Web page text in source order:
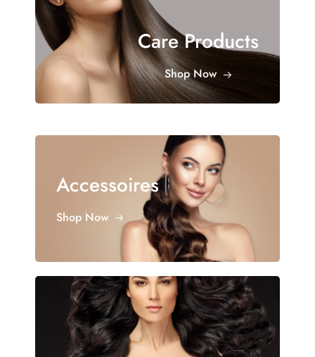
Care Products
Shop Now
Accessoires
Shop Now